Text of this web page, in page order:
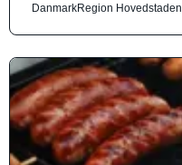
DanmarkRegion Hovedstaden